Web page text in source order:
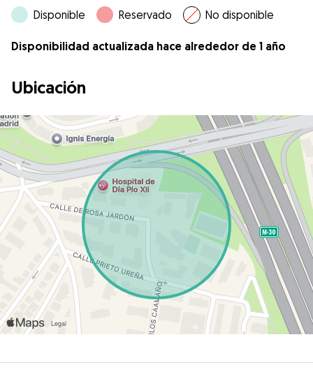
Disponible Reservado No disponible
Disponibilidad actualizada hace alrededor de 1 año
Ubicación